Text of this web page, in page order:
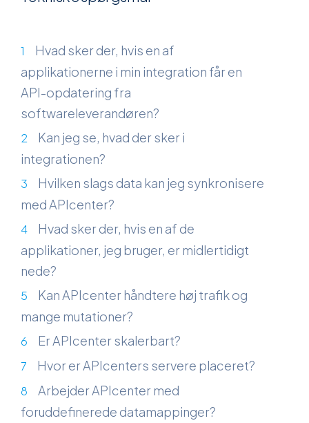
Hvad sker der, hvis en af
applikationerne i min integration får en
API-opdatering fra
softwareleverandøren?
Kan jeg se, hvad der sker i
integrationen?
Hvilken slags data kan jeg synkronisere
med APIcenter?
Hvad sker der, hvis en af de
applikationer, jeg bruger, er midlertidigt
nede?
Kan APIcenter håndtere høj trafik og
mange mutationer?
Er APIcenter skalerbart?
Hvor er APIcenters servere placeret?
Arbejder APIcenter med
foruddefinerede datamappinger?